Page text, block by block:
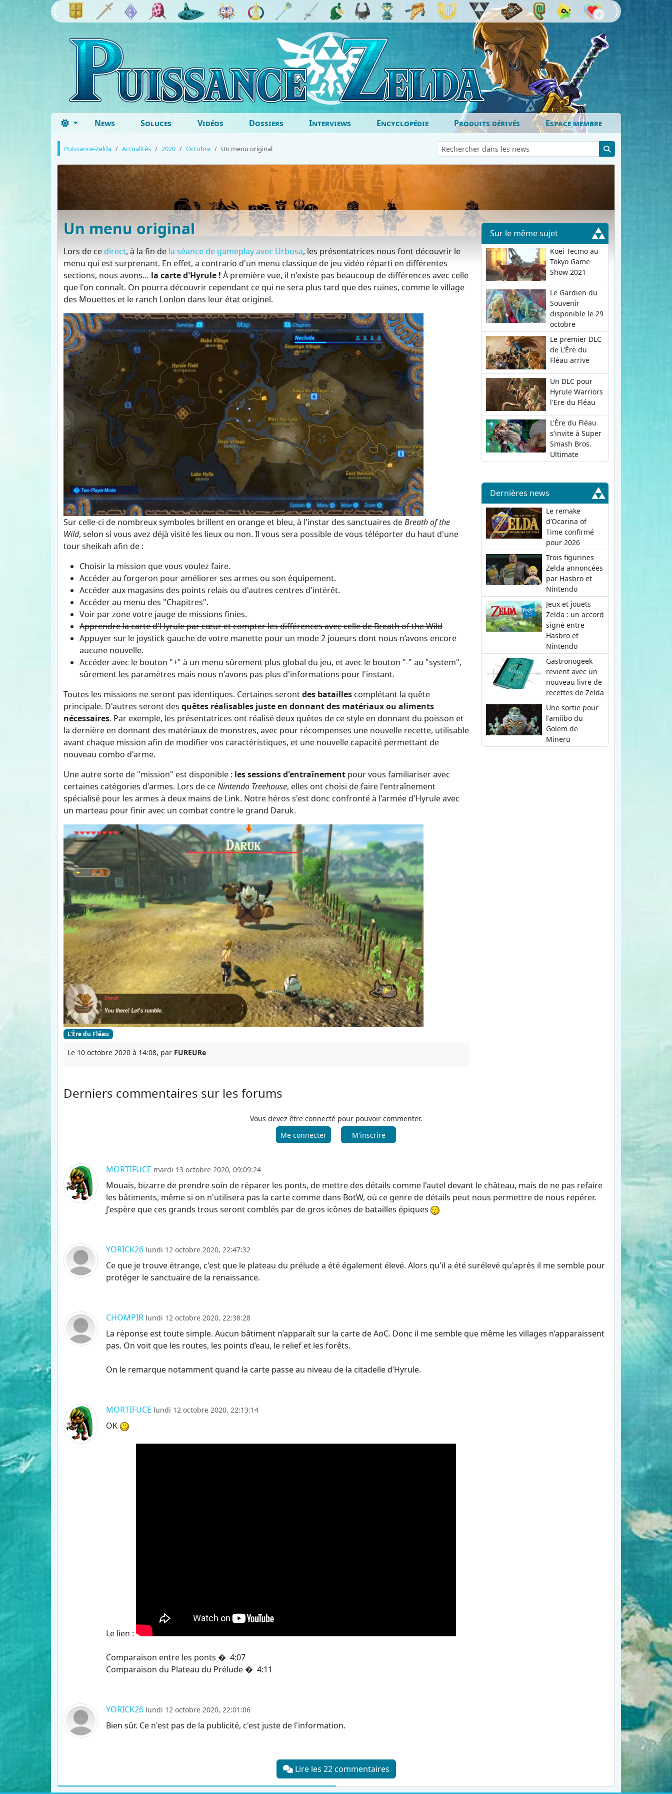
News Soluces Vidéos Dossiers Interviews Encyclopédie Produits dérivés Espace membre
Puissance-Zelda Actualités 2020 Octobre Un menu original
Un menu original
Lors de cedirect, à la fin de la séance de gameplay avec Urbosa, les présentatrices nous font découvrir le
menu qui est surprenant. En effet, a contrario d'un menu classique de jeu vidéo réparti en différentes
sections, nous avons… la carte d'Hyrule ! À première vue, il n'existe pas beaucoup de différences avec celle
que l'on connaît. On pourra découvrir cependant ce qui ne sera plus tard que des ruines, comme le village
des Mouettes et le ranch Lonlon dans leur état originel.
Sur celle-ci de nombreux symboles brillent en orange et bleu, à l'instar des sanctuaires deBreath of the
Wild, selon si vous avez déjà visité les lieux ou non. Il vous sera possible de vous téléporter du haut d'une
tour sheikah afin de :
Choisir la mission que vous voulez faire.
Accéder au forgeron pour améliorer ses armes ou son équipement.
Accéder aux magasins des points relais ou d'autres centres d'intérêt.
Accéder au menu des "Chapitres".
Voir par zone votre jauge de missions finies.
Apprendre la carte d'Hyrule par cœur et compter les différences avec celle de Breath of the Wild
Appuyer sur le joystick gauche de votre manette pour un mode 2 joueurs dont nous n’avons encore
aucune nouvelle.
Accéder avec le bouton "+" à un menu sûrement plus global du jeu, et avec le bouton "-" au "system",
sûrement les paramètres mais nous n'avons pas plus d'informations pour l'instant.
Toutes les missions ne seront pas identiques. Certaines serontdes batailles complétant la quête
principale. D'autres seront des quêtes réalisables juste en donnant des matériaux ou aliments
nécessaires. Par exemple, les présentatrices ont réalisé deux quêtes de ce style en donnant du poisson et
la dernière en donnant des matériaux de monstres, avec pour récompenses une nouvelle recette, utilisable
avant chaque mission afin de modifier vos caractéristiques, et une nouvelle capacité permettant de
nouveau combo d'arme.
Une autre sorte de "mission" est disponible : les sessions d'entraînement pour vous familiariser avec
certaines catégories d'armes. Lors de ceNintendo Treehouse, elles ont choisi de faire l'entraînement
spécialisé pour les armes à deux mains de Link. Notre héros s'est donc confronté à l'armée d'Hyrule avec
un marteau pour finir avec un combat contre le grand Daruk.
L’Ère du Fléau
Le 10 octobre 2020 à 14:08, par FUREURe
Sur le même sujet
Koei Tecmo au
Tokyo Game
Show 2021
Le Gardien du
Souvenir
disponible le 29
octobre
Le premier DLC
de L'Ère du
Fléau arrive
Un DLC pour
Hyrule Warriors
l'Ere du Fléau
L'Ère du Fléau
s'invite à Super
Smash Bros.
Ultimate
Dernières news
Le remake
d’Ocarina of
Time confirmé
pour 2026
Trois figurines
Zelda annoncées
par Hasbro et
Nintendo
Jeux et jouets
Zelda : un accord
signé entre
Hasbro et
Nintendo
Gastronogeek
revient avec un
nouveau livre de
recettes de Zelda
Une sortie pour
l'amiibo du
Golem de
Mineru
Derniers commentaires sur les forums
Vous devez être connecté pour pouvoir commenter.
Me connecter
M'inscrire
MORTIFUCE mardi 13 octobre 2020, 09:09:24
Mouais, bizarre de prendre soin de réparer les ponts, de mettre des détails comme l'autel devant le château, mais de ne pas refaire
les bâtiments, même si on n'utilisera pas la carte comme dans BotW, où ce genre de détails peut nous permettre de nous repérer.
J'espère que ces grands trous seront comblés par de gros icônes de batailles épiques
YORICK26 lundi 12 octobre 2020, 22:47:32
Ce que je trouve étrange, c'est que le plateau du prélude a été également élevé. Alors qu'il a été surélevé qu'après il me semble pour
protéger le sanctuaire de la renaissance.
CHOMPIR lundi 12 octobre 2020, 22:38:28
La réponse est toute simple. Aucun bâtiment n’apparaît sur la carte de AoC. Donc il me semble que même les villages n’apparaissent
pas. On voit que les routes, les points d’eau, le relief et les forêts.
On le remarque notamment quand la carte passe au niveau de la citadelle d’Hyrule.
MORTIFUCE lundi 12 octobre 2020, 22:13:14
OK
Le lien :
Comparaison entre les ponts � 4:07
Comparaison du Plateau du Prélude � 4:11
YORICK26 lundi 12 octobre 2020, 22:01:06
Bien sûr. Ce n'est pas de la publicité, c'est juste de l'information.
Lire les 22 commentaires